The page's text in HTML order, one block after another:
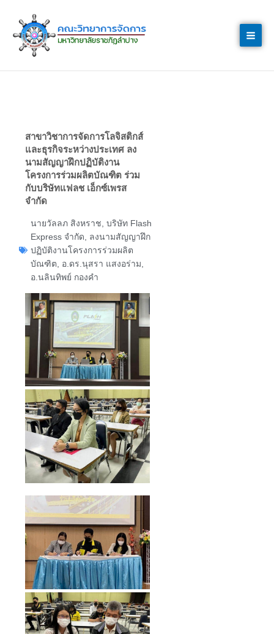
content
สาขาวิชาการจัดการโลจิสติกส์
และธุรกิจระหว่างประเทศ ลง
นามสัญญาฝึกปฏิบัติงาน
โครงการร่วมผลิตบัณฑิต ร่วม
กับบริษัทแฟลช เอ็กซ์เพรส
จำกัด
นายวัลลภ สิงหราช ,บริษัท Flash
Express จำกัด
ลงนามสัญญาฝึก
ปฏิบัติงานโครงการร่วมผลิต
บัณฑิต
อ.ดร.นุสรา แสงอร่าม
อ.นลินทิพย์ กองคำ